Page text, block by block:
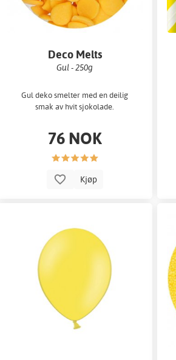
Deco Melts
Gul - 250g
Gul deko smelter med en deilig
smak av hvit sjokolade.
76 NOK
Kjøp